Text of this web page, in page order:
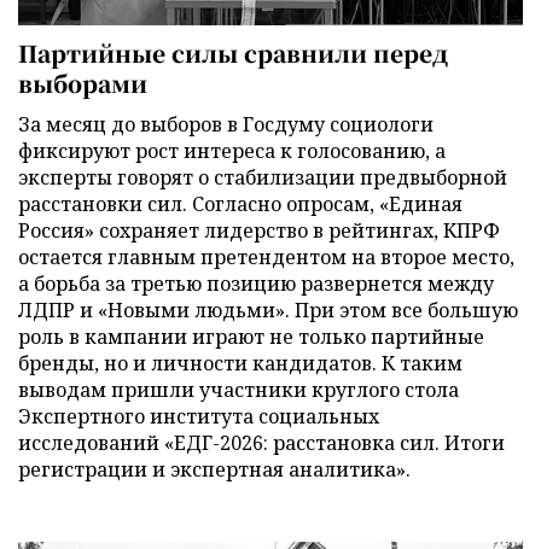
Партийные силы сравнили перед
выборами
За месяц до выборов в Госдуму социологи
фиксируют рост интереса к голосованию, а
эксперты говорят о стабилизации предвыборной
расстановки сил. Согласно опросам, «Единая
Россия» сохраняет лидерство в рейтингах, КПРФ
остается главным претендентом на второе место,
а борьба за третью позицию развернется между
ЛДПР и «Новыми людьми». При этом все большую
роль в кампании играют не только партийные
бренды, но и личности кандидатов. К таким
выводам пришли участники круглого стола
Экспертного института социальных
исследований «ЕДГ-2026: расстановка сил. Итоги
регистрации и экспертная аналитика».